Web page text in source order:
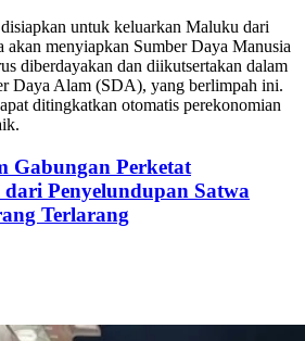
untuk keluarkan Maluku dari
menyiapkan Sumber Daya Manusia
diberdayakan dan diikutsertakan dalam
Daya Alam (SDA), yang berlimpah ini.
ditingkatkan otomatis perekonomian
Gabungan Perketat
Penyelundupan Satwa
Terlarang